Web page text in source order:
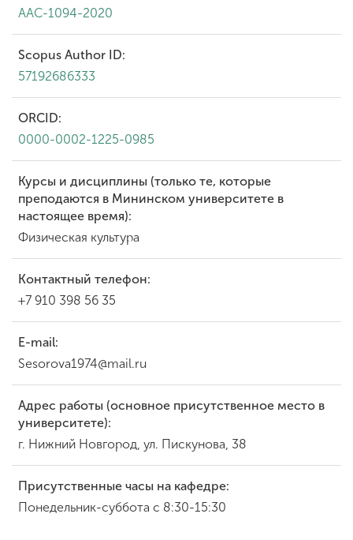
AAC-1094-2020
Scopus Author ID:
57192686333
ORCID:
0000-0002-1225-0985
Курсы и дисциплины (только те, которые
преподаются в Мининском университете в
настоящее время):
Физическая культура
Контактный телефон:
+7 910 398 56 35
E-mail:
Sesorova1974@mail.ru
Адрес работы (основное присутственное место в
университете):
г. Нижний Новгород, ул. Пискунова, 38
Присутственные часы на кафедре:
Понедельник-суббота с 8:30-15:30